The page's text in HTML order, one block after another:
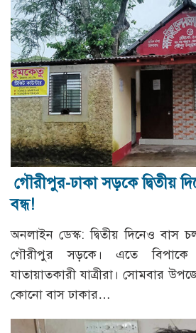
গৌরীপুর-ঢাকা সড়কে দ্বিতীয়
বন্ধ!
অনলাইন ডেস্ক: দ্বিতীয় দিনেও বাস
গৌরীপুর সড়কে। এতে
যাতায়াতকারী যাত্রীরা। সোমবার
কোনো বাস ঢাকার…